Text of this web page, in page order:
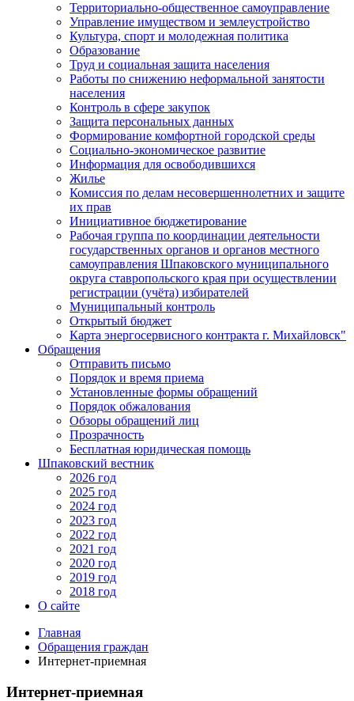
Территориально-общественное самоуправление
Управление имуществом и землеустройство
Культура, спорт и молодежная политика
Образование
Труд и социальная защита населения
Работы по снижению неформальной занятости
населения
Контроль в сфере закупок
Защита персональных данных
Формирование комфортной городской среды
Социально-экономическое развитие
Информация для освободившихся
Жилье
Комиссия по делам несовершеннолетних и защите
их прав
Инициативное бюджетирование
Рабочая группа по координации деятельности
государственных органов и органов местного
самоуправления Шпаковского муниципального
округа ставропольского края при осуществлении
регистрации (учёта) избирателей
Муниципальный контроль
Открытый бюджет
Карта энергосервисного контракта г. Михайловск"
Обращения
Отправить письмо
Порядок и время приема
Установленные формы обращений
Порядок обжалования
Обзоры обращений лиц
Прозрачность
Бесплатная юридическая помощь
Шпаковский вестник
2026 год
2025 год
2024 год
2023 год
2022 год
2021 год
2020 год
2019 год
2018 год
О сайте
Главная
Обращения граждан
Интернет-приемная
Интернет-приемная